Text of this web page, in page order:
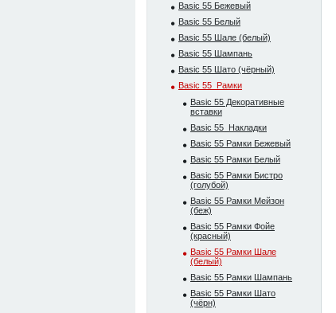
Basic 55 Бежевый
Basic 55 Белый
Basic 55 Шале (белый)
Basic 55 Шампань
Basic 55 Шато (чёрный)
Basic 55_Рамки
Basic 55 Декоративные
вставки
Basic 55_Накладки
Basic 55 Рамки Бежевый
Basic 55 Рамки Белый
Basic 55 Рамки Бистро
(голубой)
Basic 55 Рамки Мейзон
(беж)
Basic 55 Рамки Фойе
(красный)
Basic 55 Рамки Шале
(белый)
Basic 55 Рамки Шампань
Basic 55 Рамки Шато
(чёрн)